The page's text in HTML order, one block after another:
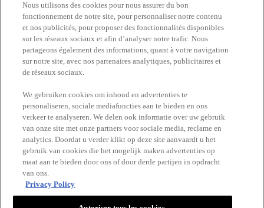
Vind een apotheek
ERetailer List
BLIJF OP DE HOOGTE
Nous utilisons des cookies pour nous assurer du bon
fonctionnement de notre site, pour personnaliser notre contenu
et nos publicités, pour proposer des fonctionnalités disponibles
sur les réseaux sociaux et afin d’analyser notre trafic. Nous
partageons également des informations, quant à votre navigation
sur notre site, avec nos partenaires analytiques, publicitaires et
de réseaux sociaux.
We gebruiken cookies om inhoud en advertenties te
personaliseren, sociale mediafuncties aan te bieden en ons
verkeer te analyseren. We delen ook informatie over uw gebruik
van onze site met onze partners voor sociale media, reclame en
analytics. Doordat u verder klikt op deze site aanvaardt u het
gebruik van cookies die het mogelijk maken advertenties op
maat aan te bieden door ons of door derde partijen in opdracht
van ons.
Privacy Policy